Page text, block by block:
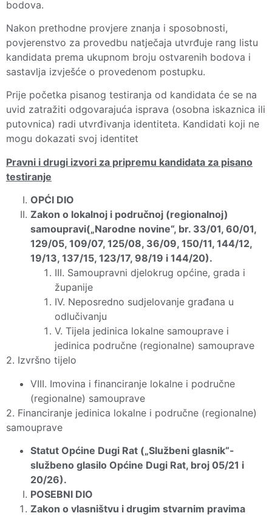
bodova.
Nakon prethodne provjere znanja i sposobnosti,
povjerenstvo za provedbu natječaja utvrđuje rang listu
kandidata prema ukupnom broju ostvarenih bodova i
sastavlja izvješće o provedenom postupku.
Prije početka pisanog testiranja od kandidata će se na
uvid zatražiti odgovarajuća isprava (osobna iskaznica ili
putovnica) radi utvrđivanja identiteta. Kandidati koji ne
mogu dokazati svoj identitet
Pravni i drugi izvori za pripremu kandidata za pisano
testiranje
OPĆI DIO
Zakon o lokalnoj i područnoj (regionalnoj)
samoupravi(„Narodne novine“, br. 33/01, 60/01,
129/05, 109/07, 125/08, 36/09, 150/11, 144/12,
19/13, 137/15, 123/17, 98/19 i 144/20).
III. Samoupravni djelokrug općine, grada i
županije
IV. Neposredno sudjelovanje građana u
odlučivanju
V. Tijela jedinica lokalne samouprave i
jedinica područne (regionalne) samouprave
2. Izvršno tijelo
VIII. Imovina i financiranje lokalne i područne
(regionalne) samouprave
2. Financiranje jedinica lokalne i područne (regionalne)
samouprave
Statut Općine Dugi Rat („Službeni glasnik“-
službeno glasilo Općine Dugi Rat, broj 05/21 i
20/26).
POSEBNI DIO
Zakon o vlasništvu i drugim stvarnim pravima